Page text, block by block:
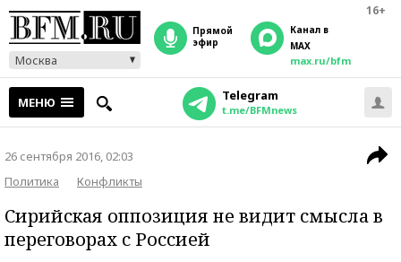
16+
Москва
прямой
эфир
Канал в
MAX
max.ru/bfm
МЕНЮ Telegram
t.me/BFMnews
26 сентября 2016, 02:03
Политика
Конфликты
Сирийская оппозиция не видит смысла в
переговорах с Россией